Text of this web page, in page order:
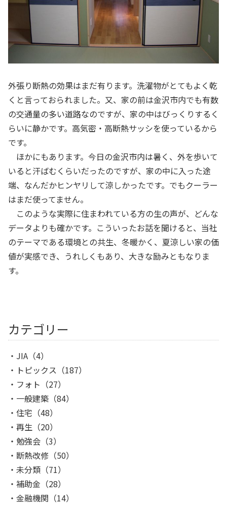
外張り断熱の効果はまだ有ります。洗濯物がとてもよく乾
くと言っておられました。又、家の前は金沢市内でも有数
の交通量の多い道路なのですが、家の中はびっくりするく
らいに静かです。高気密・高断熱サッシを使っているから
です。
ほかにもあります。今日の金沢市内は暑く、外を歩いて
いると汗ばむくらいだったのですが、家の中に入った途
端、なんだかヒンヤリして涼しかったです。でもクーラー
はまだ使ってません。
このような実際に住まわれている方の生の声が、どんな
データよりも確かです。こういったお話を聞けると、当社
のテーマである環境との共生、冬暖かく、夏涼しい家の価
値が実感でき、うれしくもあり、大きな励みともなりま
す。
カテゴリー
JIA （4）
トピックス （187）
フォト （27）
一般建築 （84）
住宅 （48）
再生 （20）
勉強会 （3）
断熱改修 （50）
未分類 （71）
補助金 （28）
金融機関 （14）